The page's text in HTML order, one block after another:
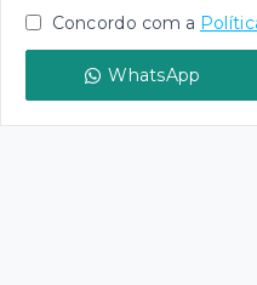
Concordo com a
WhatsApp